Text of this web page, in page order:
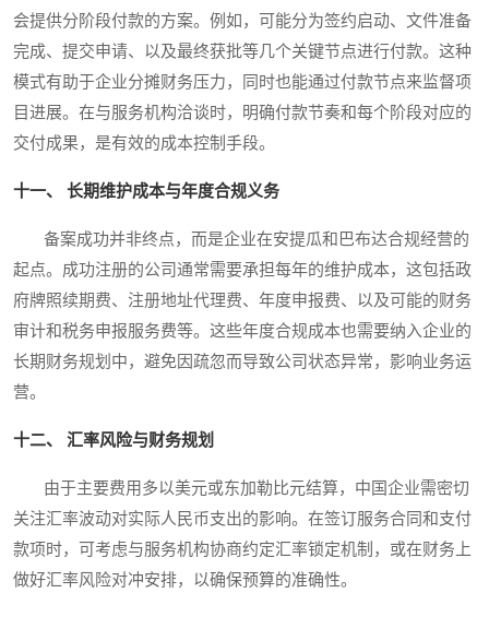
会提供分阶段付款的方案。例如，可能分为签约启动、文件准备
完成、提交申请、以及最终获批等几个关键节点进行付款。这种
模式有助于企业分摊财务压力，同时也能通过付款节点来监督项
目进展。在与服务机构洽谈时，明确付款节奏和每个阶段对应的
交付成果，是有效的成本控制手段。
十一、 长期维护成本与年度合规义务
备案成功并非终点，而是企业在安提瓜和巴布达合规经营的
起点。成功注册的公司通常需要承担每年的维护成本，这包括政
府牌照续期费、注册地址代理费、年度申报费、以及可能的财务
审计和税务申报服务费等。这些年度合规成本也需要纳入企业的
长期财务规划中，避免因疏忽而导致公司状态异常，影响业务运
营。
十二、 汇率风险与财务规划
由于主要费用多以美元或东加勒比元结算，中国企业需密切
关注汇率波动对实际人民币支出的影响。在签订服务合同和支付
款项时，可考虑与服务机构协商约定汇率锁定机制，或在财务上
做好汇率风险对冲安排，以确保预算的准确性。